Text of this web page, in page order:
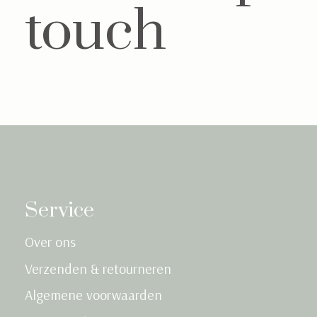
touch
Service
Over ons
Verzenden & retourneren
Algemene voorwaarden